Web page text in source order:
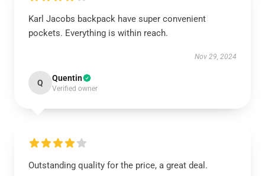
Karl Jacobs backpack have super convenient
pockets. Everything is within reach.
Nov 29, 2024
Q Quentin
Verified owner
Outstanding quality for the price, a great deal.